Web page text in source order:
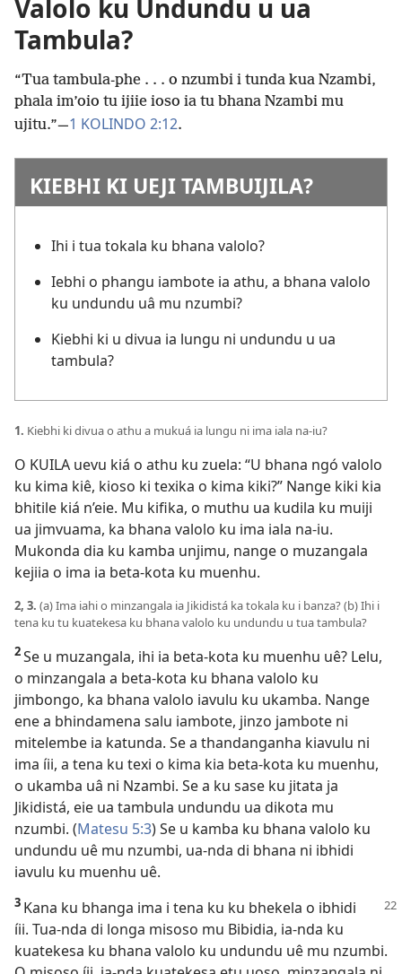
Valolo ku Undundu u ua
Tambula?
“Tua tambula-phe . . . o nzumbi i tunda kua Nzambi,
phala im’oio tu ijiie ioso ia tu bhana Nzambi mu
ujitu.”—1 KOLINDO 2:12.
KIEBHI KI UEJI TAMBUIJILA?
Ihi i tua tokala ku bhana valolo?
Iebhi o phangu iambote ia athu, a bhana valolo
ku undundu uâ mu nzumbi?
Kiebhi ki u divua ia lungu ni undundu u ua
tambula?
1. Kiebhi ki divua o athu a mukuá ia lungu ni ima iala na-iu?
O KUILA uevu kiá o athu ku zuela: “U bhana ngó valolo
ku kima kiê, kioso ki texika o kima kiki?” Nange kiki kia
bhitile kiá n’eie. Mu kifika, o muthu ua kudila ku muiji
ua jimvuama, ka bhana valolo ku ima iala na-iu.
Mukonda dia ku kamba unjimu, nange o muzangala
kejiia o ima ia beta-kota ku muenhu.
2, 3. (a) Ima iahi o minzangala ia Jikidistá ka tokala ku i banza? (b) Ihi i
tena ku tu kuatekesa ku bhana valolo ku undundu u tua tambula?
2Se u muzangala, ihi ia beta-kota ku muenhu uê? Lelu,
o minzangala a beta-kota ku bhana valolo ku
jimbongo, ka bhana valolo iavulu ku ukamba. Nange
ene a bhindamena salu iambote, jinzo jambote ni
mitelembe ia katunda. Se a thandanganha kiavulu ni
ima íii, a tena ku texi o kima kia beta-kota ku muenhu,
o ukamba uâ ni Nzambi. Se a ku sase ku jitata ja
Jikidistá, eie ua tambula undundu ua dikota mu
nzumbi. (Matesu 5:3) Se u kamba ku bhana valolo ku
undundu uê mu nzumbi, ua-nda di bhana ni ibhidi
iavulu ku muenhu uê.
3 Kana ku bhanga ima i tena ku ku bhekela o ibhidi
íii. Tua-nda di longa misoso mu Bibidia, ia-nda ku
kuatekesa ku bhana valolo ku undundu uê mu nzumbi.